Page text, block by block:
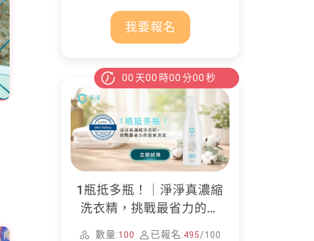
我要報名
00 天00 時00 分00 秒
1瓶抵多瓶！｜淨淨真濃縮
洗衣精，挑戰最省力的居
家清潔
數量:100 已報名:495/100